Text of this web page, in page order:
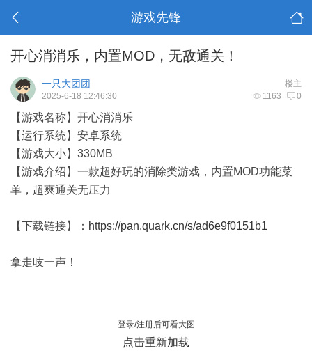
游戏先锋
开心消消乐，内置MOD，无敌通关！
楼主
一只大团团
1163 0
2025-6-18 12:46:30
【游戏名称】开心消消乐
【运行系统】安卓系统
【游戏大小】330MB
【游戏介绍】一款超好玩的消除类游戏，内置MOD功能菜
单，超爽通关无压力
【下载链接】： https://pan.quark.cn/s/ad6e9f0151b1
拿走吱一声！
登录/注册后可看大图
点击重新加载